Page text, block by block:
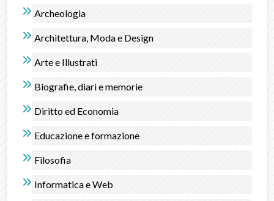
Archeologia
Architettura, Moda e Design
Arte e Illustrati
Biografie, diari e memorie
Diritto ed Economia
Educazione e formazione
Filosofia
Informatica e Web